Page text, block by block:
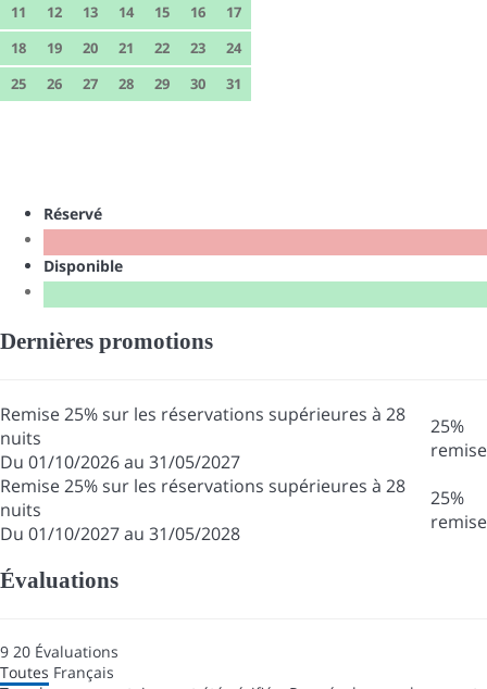
11
12 13 14 15 16
17
18
19 20 21 22 23
24
25
26 27 28 29 30 31
Réservé
Disponible
Dernières promotions
Remise 25% sur les réservations supérieures à 28
nuits
Du 01/10/2026 au 31/05/2027
25%
remise
Remise 25% sur les réservations supérieures à 28
nuits
Du 01/10/2027 au 31/05/2028
25%
remise
Évaluations
9 20 Évaluations
Toutes Français